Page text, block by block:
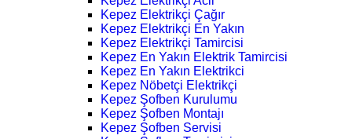
Kepez Elektrikçi Çağır
Kepez Elektrikçi En Yakın
Kepez Elektrikçi Tamircisi
Kepez En Yakın Elektrik Tamircisi
Kepez En Yakın Elektrikci
Kepez Nöbetçi Elektrikçi
Kepez Şofben Kurulumu
Kepez Şofben Montajı
Kepez Şofben Servisi